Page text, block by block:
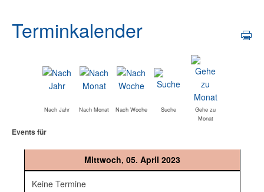
Terminkalender
Nach Jahr Nach Monat Nach Woche Suche
Gehe zu
Monat
Events für
Mittwoch, 05. April 2023
Keine Termine